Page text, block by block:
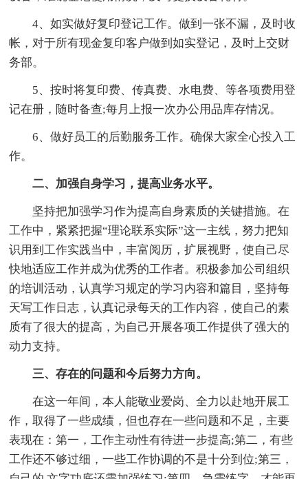
4、如实做好复印登记工作。做到一张不漏，及时收
帐，对于所有现金复印客户做到如实登记，及时上交财
务部。
5、按时将复印费、传真费、水电费、等各项费用登
记在册，随时备查;每月上报一次办公用品库存情况。
6、做好员工的后勤服务工作。确保大家全心投入工
作。
二、加强自身学习，提高业务水平。
坚持把加强学习作为提高自身素质的关键措施。在
工作中，紧紧把握“理论联系实际”这一主线，努力把知
识用到工作实践当中，丰富阅历，扩展视野，使自己尽
快地适应工作并成为优秀的工作者。积极参加公司组织
的培训活动，认真学习规定的学习内容和篇目，坚持每
天写工作日志，认真记录每天的工作内容，使自己的素
质有了很大的提高，为自己开展各项工作提供了强大的
动力支持。
三、存在的问题和今后努力方向。
在这一年间，本人能敬业爱岗、全力以赴地开展工
作，取得了一些成绩，但也存在一些问题和不足，主要
表现在：第一，工作主动性有待进一步提高;第二，有些
工作还不够过细，一些工作协调的不是十分到位;第三，